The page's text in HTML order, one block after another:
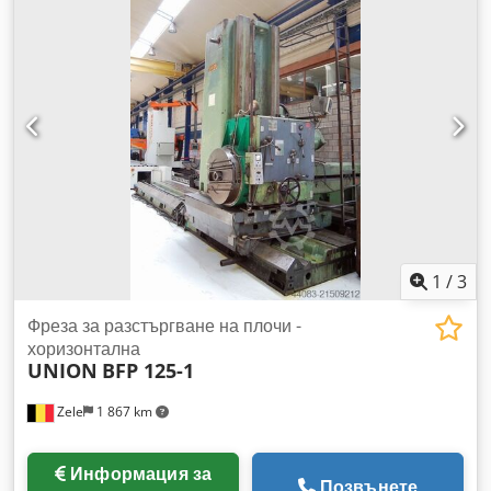
опционален и се таксува допълнително Техническите
данни са предоставени от производителя или оператора и
затова са без гаранция от наша страна. Запазваме си
правото на междинна продажба; важат единствено нашите
общи търговски и продажбени условия. За нас над 400
собствени машини на склад над 15 000 м² складова площ,
товароподемност на кран: 70 т над 10 000 артикула
аксесоари за вашата работилница Ако желаете да
продавате машини, производствени линии или цялото си
предприятие, свържете се с нас. Dsdpfxjyt Rzqs Ag Dokr
Още оферти ще намерите на нашия уебсайт. Огледи са
възможни след предварителна уговорка. Очакваме с
нетърпение вашето посещение. Екипът на Markus Hirsch
1 /3
Zele 1 867 km
Фреза за разстъргване на плочи -
хоризонтална
UNION BFP 125-1
Информация за